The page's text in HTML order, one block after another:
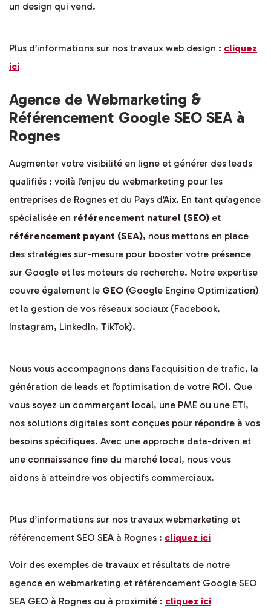
un design qui vend.
Plus d’informations sur nos travaux web design : cliquez
ici
Agence de Webmarketing &
Référencement Google SEO SEA à
Rognes
Augmenter votre visibilité en ligne et générer des leads
qualifiés : voilà l’enjeu du webmarketing pour les
entreprises de Rognes et du Pays d’Aix. En tant qu’agence
spécialisée en référencement naturel (SEO) et
référencement payant (SEA), nous mettons en place
des stratégies sur-mesure pour booster votre présence
sur Google et les moteurs de recherche. Notre expertise
couvre également le GEO (Google Engine Optimization)
et la gestion de vos réseaux sociaux (Facebook,
Instagram, LinkedIn, TikTok).
Nous vous accompagnons dans l’acquisition de trafic, la
génération de leads et l’optimisation de votre ROI. Que
vous soyez un commerçant local, une PME ou une ETI,
nos solutions digitales sont conçues pour répondre à vos
besoins spécifiques. Avec une approche data-driven et
une connaissance fine du marché local, nous vous
aidons à atteindre vos objectifs commerciaux.
Plus d’informations sur nos travaux webmarketing et
référencement SEO SEA à Rognes : cliquez ici
Voir des exemples de travaux et résultats de notre
agence en webmarketing et référencement Google SEO
SEA GEO à Rognes ou à proximité : cliquez ici